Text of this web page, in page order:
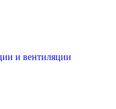
и вентиляции